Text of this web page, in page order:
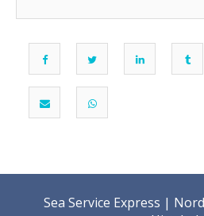
Sea Service Express |